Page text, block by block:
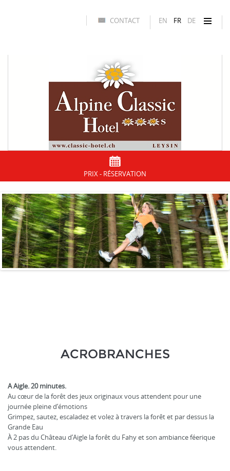
EN FR DE
CONTACT
PRIX - RÉSERVATION
ACROBRANCHES
A Aigle. 20 minutes.
Au cœur de la forêt des jeux originaux vous attendent pour une
journée pleine d’émotions
Grimpez, sautez, escaladez et volez à travers la forêt et par dessus la
Grande Eau
À 2 pas du Château d’Aigle la forêt du Fahy et son ambiance féerique
vous attendent.